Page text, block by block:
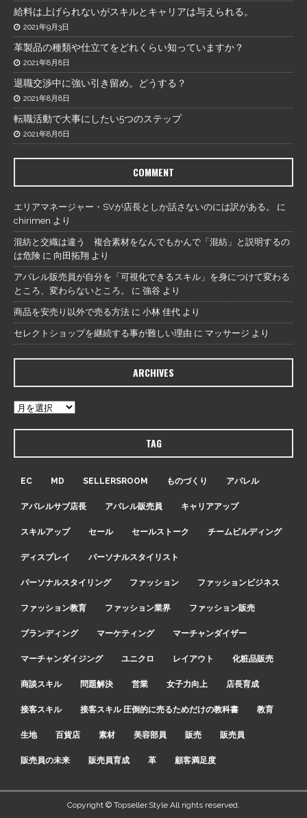
給料は上げられないがスキルとキャリアは与えられる。
2021年9月3日
革製品の種類や仕立てをどれくらい知っていますか？
2021年8月8日
退職交渉中に強い引き留め。どうする？
2021年8月8日
転職活動で大事にしたい5つのステップ
2021年8月6日
COMMENT
エリアマネージャー・SVが店長としか話さないのには訳がある。
に
chirimen より
混紡と交織は違う 複合素材をなんでもかんで「混紡」と説明するの
は危険 に 向田拓翔 より
アパレル販売員が自分を「可視化できるスキル」を身につけて変わる
ところ、変わらないところ。
に 強谷 より
商品を安売り以外で売る方法 に 小林 佳代 より
セレクトショップを継続する事が難しい理由 に マッサージ より
ARCHIVES
TAG
EC MD SELLERSROOM ものづくり アパレル
アパレルサブ店長 アパレル販売員 キャリアアップ
スキルアップ セール セールストーク チームビルディング
ディスプレイ パーソナルスタイリスト
パーソナルスタイリング ファッション ファッションビジネス
ファッション教育 ファッション業界 ファッション販売
ブランディング マーケティング マーチャンダイザー
マーチャンダイジング ユニクロ レイアウト 化粧品販売
商談スキル 問題解決 営業 女子力向上 店長育成
接客スキル 接客スキル 圧倒的に売るためだけの教科書 教育
生地 百貨店 素材 美容部員 販売 販売員
販売員の未来 販売員育成 革 顧客満足度
Copyright © Topseller.Style All rights reserved.